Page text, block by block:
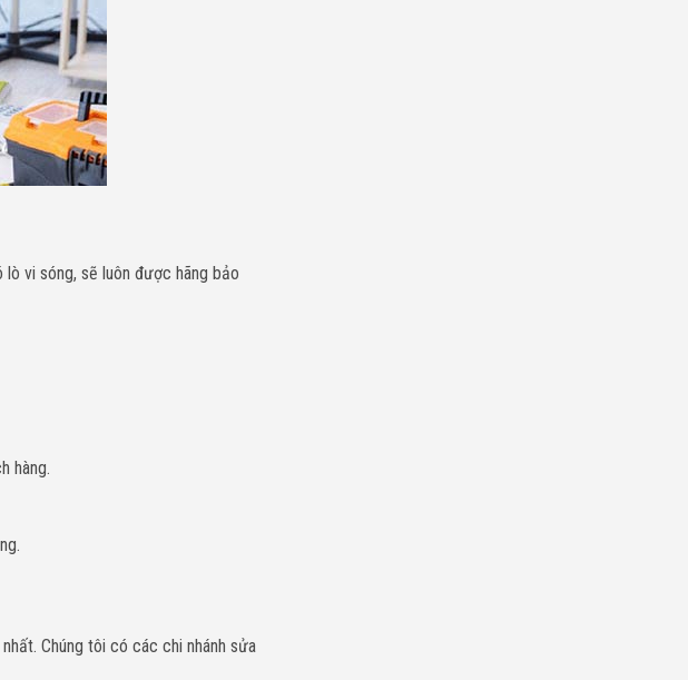
vi sóng, sẽ luôn được hãng bảo
hàng.
Chúng tôi có các chi nhánh sửa